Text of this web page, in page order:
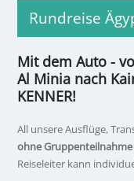
Rundreise
Mit dem Auto -
Al Minia nach
KENNER!
All unsere Ausflüge,
ohne
Reiseleiter kann